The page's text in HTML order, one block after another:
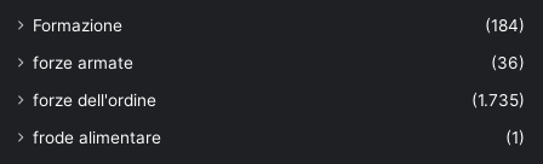
Formazione
(184)
forze armate
(36)
forze dell'ordine
(1.735)
frode alimentare
(1)